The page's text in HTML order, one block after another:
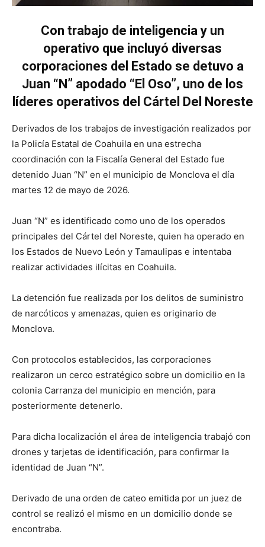
Con trabajo de inteligencia y un
operativo que incluyó diversas
corporaciones del Estado se detuvo a
Juan “N” apodado “El Oso”, uno de los
líderes operativos del Cártel Del Noreste
Derivados de los trabajos de investigación realizados por
la Policía Estatal de Coahuila en una estrecha
coordinación con la Fiscalía General del Estado fue
detenido Juan “N” en el municipio de Monclova el día
martes 12 de mayo de 2026.
Juan “N” es identificado como uno de los operados
principales del Cártel del Noreste, quien ha operado en
los Estados de Nuevo León y Tamaulipas e intentaba
realizar actividades ilícitas en Coahuila.
La detención fue realizada por los delitos de suministro
de narcóticos y amenazas, quien es originario de
Monclova.
Con protocolos establecidos, las corporaciones
realizaron un cerco estratégico sobre un domicilio en la
colonia Carranza del municipio en mención, para
posteriormente detenerlo.
Para dicha localización el área de inteligencia trabajó con
drones y tarjetas de identificación, para confirmar la
identidad de Juan “N”.
Derivado de una orden de cateo emitida por un juez de
control se realizó el mismo en un domicilio donde se
encontraba.